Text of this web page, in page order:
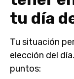
tu día
Tu situación
elección del
puntos: